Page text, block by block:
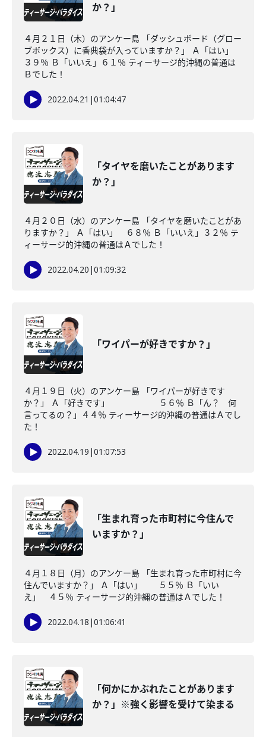
か？」
４月２１日（木）のアンケー島 「ダッシュボード（グロー
ブボックス）に香典袋が入っていますか？」 Ａ「はい」
３９％ Ｂ「いいえ」６１％ ティーサージ的沖縄の普通は
Ｂでした！
2022.04.21 |01:04:47
「タイヤを磨いたことがあります
か？」
４月２０日（水）のアンケー島 「タイヤを磨いたことがあ
りますか？」 Ａ「はい」 ６８％ Ｂ「いいえ」３２％ テ
ィーサージ的沖縄の普通はＡでした！
2022.04.20 |01:09:32
「ワイパーが好きですか？」
４月１９日（火）のアンケー島 「ワイパーが好きです
か？」 Ａ「好きです」 ５６％ Ｂ「ん？ 何
言ってるの？」４４％ ティーサージ的沖縄の普通はＡでし
た！
2022.04.19 |01:07:53
「生まれ育った市町村に今住んで
いますか？」
４月１８日（月）のアンケー島 「生まれ育った市町村に今
住んでいますか？」 Ａ「はい」 ５５％ Ｂ「いい
え」 ４５％ ティーサージ的沖縄の普通はＡでした！
2022.04.18 |01:06:41
「何かにかぶれたことがあります
か？」※強く影響を受けて染まる